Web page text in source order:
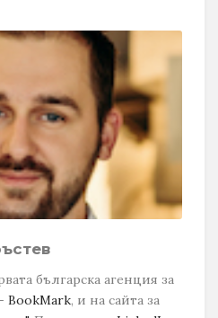
българска агенция за
BookMark, и на сайта за